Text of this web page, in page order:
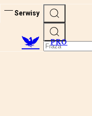
Serwisy
PRO